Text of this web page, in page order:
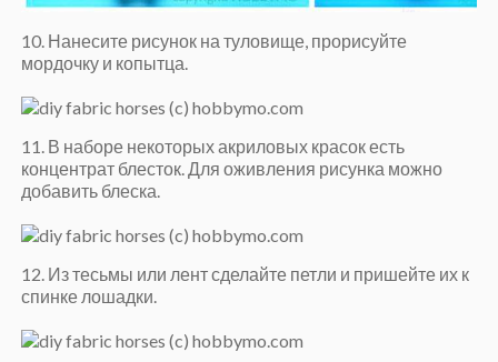
10. Нанесите рисунок на туловище, прорисуйте
мордочку и копытца.
11. В наборе некоторых акриловых красок есть
концентрат блесток. Для оживления рисунка можно
добавить блеска.
12. Из тесьмы или лент сделайте петли и пришейте их к
спинке лошадки.